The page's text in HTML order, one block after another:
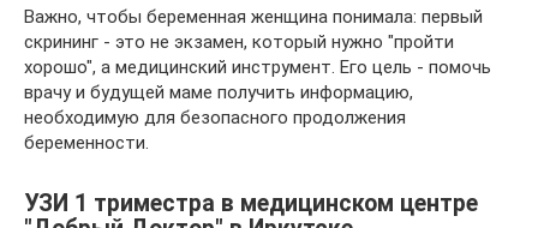
Важно, чтобы беременная женщина понимала: первый
скрининг - это не экзамен, который нужно "пройти
хорошо", а медицинский инструмент. Его цель - помочь
врачу и будущей маме получить информацию,
необходимую для безопасного продолжения
беременности.
УЗИ 1 триместра в медицинском центре